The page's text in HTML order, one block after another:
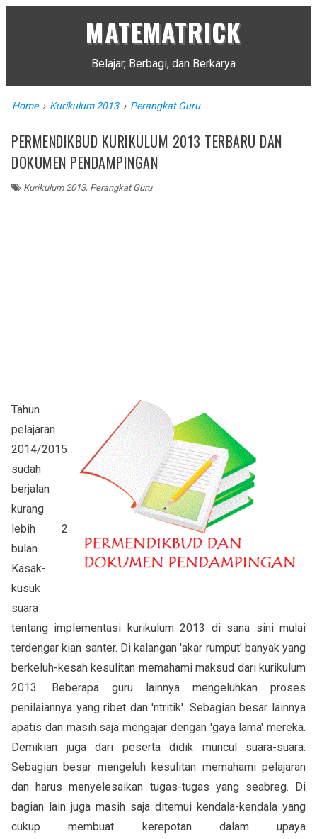
MATEMATRICK
Belajar, Berbagi, dan Berkarya
Home › Kurikulum 2013 › Perangkat Guru
PERMENDIKBUD KURIKULUM 2013 TERBARU DAN
DOKUMEN PENDAMPINGAN
Kurikulum 2013, Perangkat Guru
Tahun
pelajaran
2014/2015
sudah
berjalan
kurang
lebih 2
bulan.
Kasak-
kusuk
suara
tentang implementasi kurikulum 2013 di sana sini mulai
terdengar kian santer. Di kalangan 'akar rumput' banyak yang
berkeluh-kesah kesulitan memahami maksud dari kurikulum
2013. Beberapa guru lainnya mengeluhkan proses
penilaiannya yang ribet dan 'ntritik'. Sebagian besar lainnya
apatis dan masih saja mengajar dengan 'gaya lama' mereka.
Demikian juga dari peserta didik muncul suara-suara.
Sebagian besar mengeluh kesulitan memahami pelajaran
dan harus menyelesaikan tugas-tugas yang seabreg. Di
bagian lain juga masih saja ditemui kendala-kendala yang
cukup membuat kerepotan dalam upaya